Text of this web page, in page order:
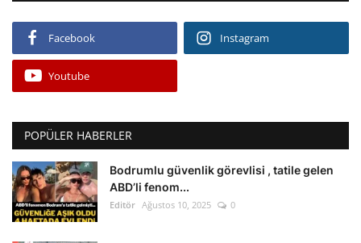
Facebook Instagram
Youtube
POPÜLER HABERLER
Bodrumlu güvenlik görevlisi , tatile gelen
ABD’li fenom...
Editör Ağustos 10, 2025 0